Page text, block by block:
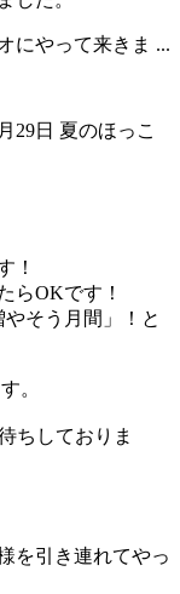
にやって来きま ...
29日 夏のほっこ
！
らOKです！
そう月間」！と
。
ちしておりま
を引き連れてやっ